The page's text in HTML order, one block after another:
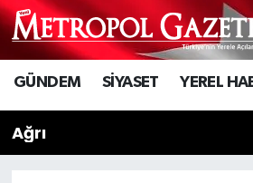
GÜNDEM SİYASET YEREL
Ağrı
Hava Durumu
Trafik Durumu
Süper Lig Puan Durumu